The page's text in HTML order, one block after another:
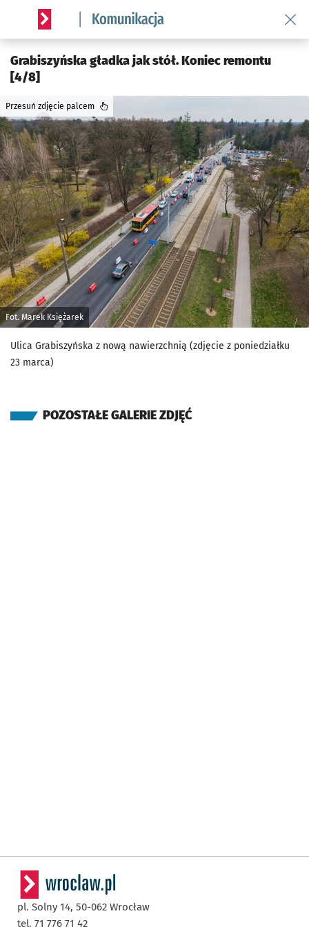
Serwis informacyjny wroclaw.pl podserwis: Komunikacja
Grabiszyńska gładka jak stół. Koniec remontu
[4/8]
Fot. Marek Księżarek
Przesuń zdjęcie palcem
Ulica Grabiszyńska z nową nawierzchnią (zdjęcie z poniedziałku
23 marca)
POZOSTAŁE GALERIE ZDJĘĆ
pl. Solny 14, 50-062 Wrocław
tel. 71 776 71 42